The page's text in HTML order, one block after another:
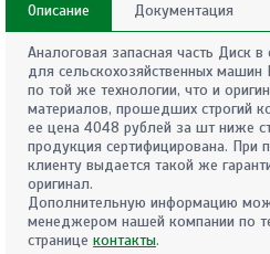
Описание Документация
Аналоговая запасная часть Диск
для сельскохозяйственных машин
по той же технологии, что и
материалов, прошедших строгий
ее цена 4048 рублей за шт ниже
продукция сертифицирована. При
клиенту выдается такой же
оригинал.
Дополнительную информацию
менеджером нашей компании по
странице контакты.